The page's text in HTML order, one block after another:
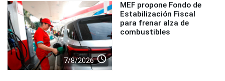
7/8/2026 access_time
MEF propone Fondo de
Estabilización Fiscal
para frenar alza de
combustibles